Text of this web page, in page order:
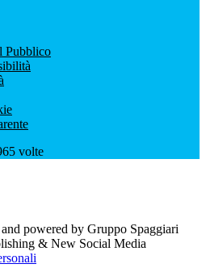
Pubblico
volte
powered by Gruppo Spaggiari
& New Social Media